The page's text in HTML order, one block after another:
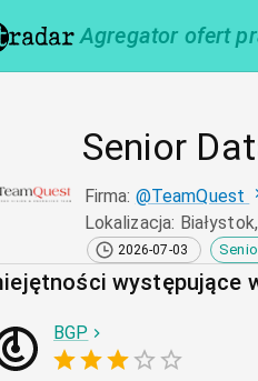
Agregator ofert
Senior
Firma: @TeamQuest
Lokalizacja:
2026-07-03
występujące
BGP